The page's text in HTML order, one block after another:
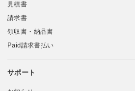
見積書
請求書
領収書・納品書
Paid請求書払い
サポート